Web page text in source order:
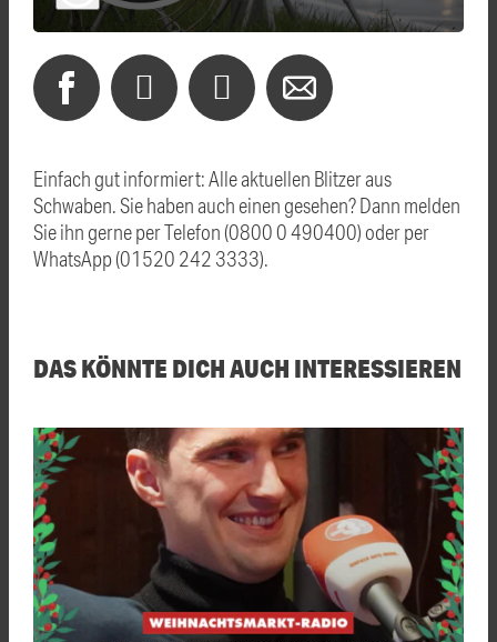
Einfach gut informiert: Alle aktuellen Blitzer aus
Schwaben. Sie haben auch einen gesehen? Dann melden
Sie ihn gerne per Telefon (0800 0 490400) oder per
WhatsApp (01520 242 3333).
DAS KÖNNTE DICH AUCH INTERESSIEREN